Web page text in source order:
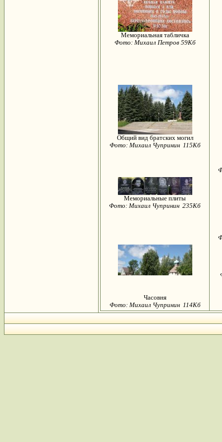
Мемориальная табличка
Фото: Михаил Петров 59Кб
Общий вид братских могил
Фото: Михаил Чупринин 115Кб
Мемориальные плиты
Фото: Михаил Чупринин 235Кб
Часовня
Фото: Михаил Чупринин 114Кб